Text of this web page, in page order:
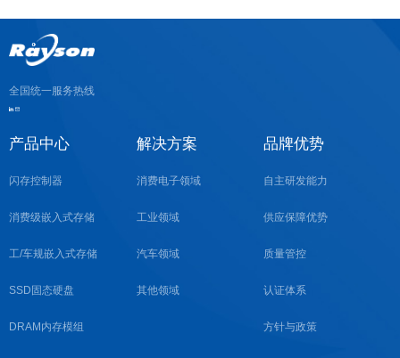
全国统一服务热线
产品中心
闪存控制器
消费级嵌入式存储
工/车规嵌入式存储
SSD固态硬盘
DRAM内存模组
解决方案
消费电子领域
工业领域
汽车领域
其他领域
品牌优势
自主研发能力
供应保障优势
质量管控
认证体系
方针与政策